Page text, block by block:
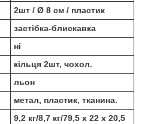
2шт / Ø 8 см / пластик
застібка-блискавка
ні
кільця 2шт, чохол.
льон
метал, пластик, тканина.
9,2 кг/8,7 кг/79,5 х 22 х 20,5